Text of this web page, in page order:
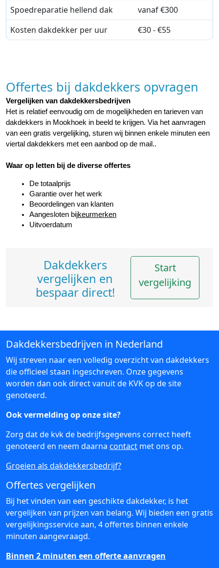
Spoedreparatie hellend dak
vanaf €300
Kosten dakdekker per uur
€30 - €55
Offertes bij dakdekkers opvragen
Vergelijken van dakdekkersbedrijven
Het is relatief eenvoudig om de mogelijkheden en tarieven van
dakdekkers in Mookhoek in beeld te krijgen. Via het aanvragen
van een gratis vergelijking, sturen wij binnen enkele minuten een
viertal dakdekkers met een aanbod op de mail..
Waar op letten bij de diverse offertes
De totaalprijs
Garantie over het werk
Beoordelingen van klanten
Aangesloten bijkeurmerken
Uitvoerdatum
Dakdekkers
vergelijken en
bespaar direct!
Start
vergelijking
Dakdekkersbedrijven in Nederland
Wij streven naar een volledig overzicht van dakdekkers
die officieel staan ingeschreven. Onze gegevens
worden dan ook direct vanuit de KVK op de site
genoteerd.
Ook vermelding op onze site?
Zorg dat de kvk de bedrijfsgegevens correct heeft
genoteerd en neem daarna contact met ons op.
Groeien als dakdekkersbedrijf?
Offertes vergelijken
Bij het vinden van een geschikte dakdekker, is het
vergelijken van prijzen van belang. Wij bieden een gratis
vergelijkingsservice aan, 4 offertes binnen enkele
minuten aangevraagd.
Binnen 2 minuten een offerte aanvragen